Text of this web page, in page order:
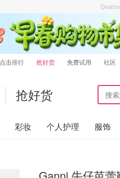
点击排行 抢好货 免费试用 社区
抢好货
彩妆 个人护理 服饰